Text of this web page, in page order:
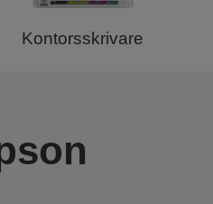
Kontorsskrivare